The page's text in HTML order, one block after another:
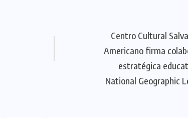
Centro Cultural
Americano firma
estratégica
National Geographic